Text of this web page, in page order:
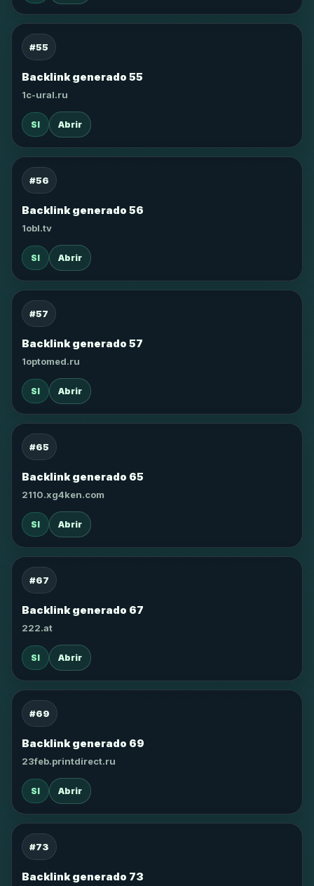
#55
Backlink generado 55
1c-ural.ru
SI Abrir
#56
Backlink generado 56
1obl.tv
SI Abrir
#57
Backlink generado 57
1optomed.ru
SI Abrir
#65
Backlink generado 65
2110.xg4ken.com
SI Abrir
#67
Backlink generado 67
222.at
SI Abrir
#69
Backlink generado 69
23feb.printdirect.ru
SI Abrir
#73
Backlink generado 73